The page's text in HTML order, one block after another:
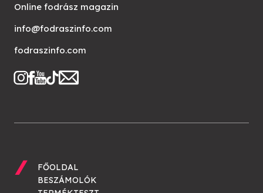
Online fodrász magazin
info@fodraszinfo.com
fodraszinfo.com
FŐOLDAL
BESZÁMOLÓK